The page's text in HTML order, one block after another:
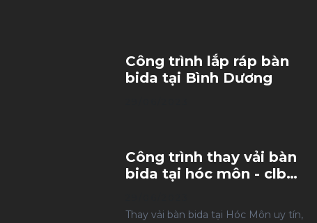
Công trình lắp ráp bàn
bida tại Bình Dương
Công trình thay vải bàn
bida tại hóc môn - clb
Thay vải bàn bida tại Hóc Môn uy tín,